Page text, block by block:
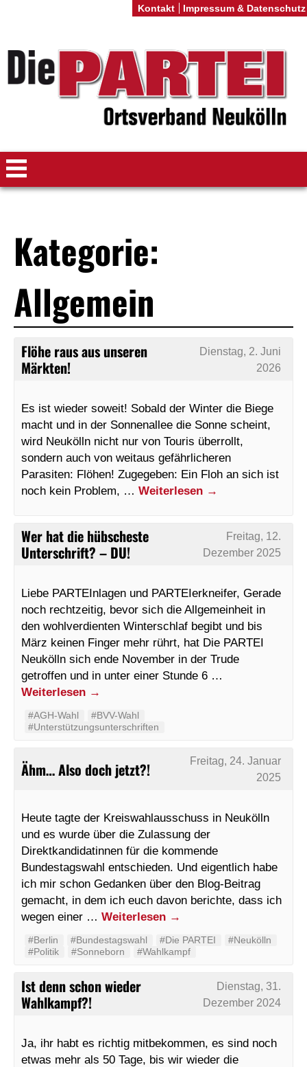
Kategorie:
Allgemein
Flöhe raus aus unseren
Märkten!
Dienstag, 2. Juni
2026
Es ist wieder soweit! Sobald der Winter die Biege
macht und in der Sonnenallee die Sonne scheint,
wird Neukölln nicht nur von Touris überrollt,
sondern auch von weitaus gefährlicheren
Parasiten: Flöhen! Zugegeben: Ein Floh an sich ist
noch kein Problem, … Weiterlesen →
Wer hat die hübscheste
Unterschrift? – DU!
Freitag, 12.
Dezember 2025
Liebe PARTEInlagen und PARTEIerkneifer, Gerade
noch rechtzeitig, bevor sich die Allgemeinheit in
den wohlverdienten Winterschlaf begibt und bis
März keinen Finger mehr rührt, hat Die PARTEI
Neukölln sich ende November in der Trude
getroffen und in unter einer Stunde 6 …
Weiterlesen →
#AGH-Wahl
#BVV-Wahl
#Unterstützungsunterschriften
Ähm… Also doch jetzt?!
Freitag, 24. Januar
2025
Heute tagte der Kreiswahlausschuss in Neukölln
und es wurde über die Zulassung der
Direktkandidatinnen für die kommende
Bundestagswahl entschieden. Und eigentlich habe
ich mir schon Gedanken über den Blog-Beitrag
gemacht, in dem ich euch davon berichte, dass ich
wegen einer … Weiterlesen →
#Berlin #Bundestagswahl #Die PARTEI
#Neukölln
#Politik
#Sonneborn #Wahlkampf
Ist denn schon wieder
Wahlkampf?!
Dienstag, 31.
Dezember 2024
Ja, ihr habt es richtig mitbekommen, es sind noch
etwas mehr als 50 Tage, bis wir wieder die
Kontakt Impressum & Datenschutz